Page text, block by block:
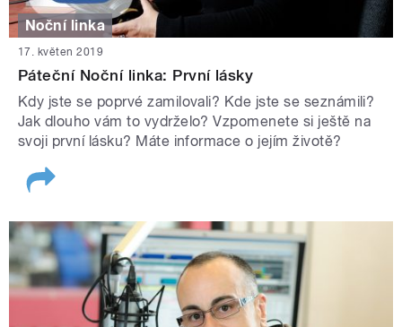
Noční linka
17. květen 2019
Páteční Noční linka: První lásky
Kdy jste se poprvé zamilovali? Kde jste se seznámili?
Jak dlouho vám to vydrželo? Vzpomenete si ještě na
svoji první lásku? Máte informace o jejím životě?